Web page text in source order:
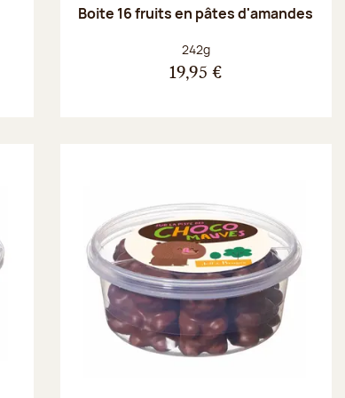
Boite 16 fruits en pâtes d'amandes
Poids net :
242g
19,95 €